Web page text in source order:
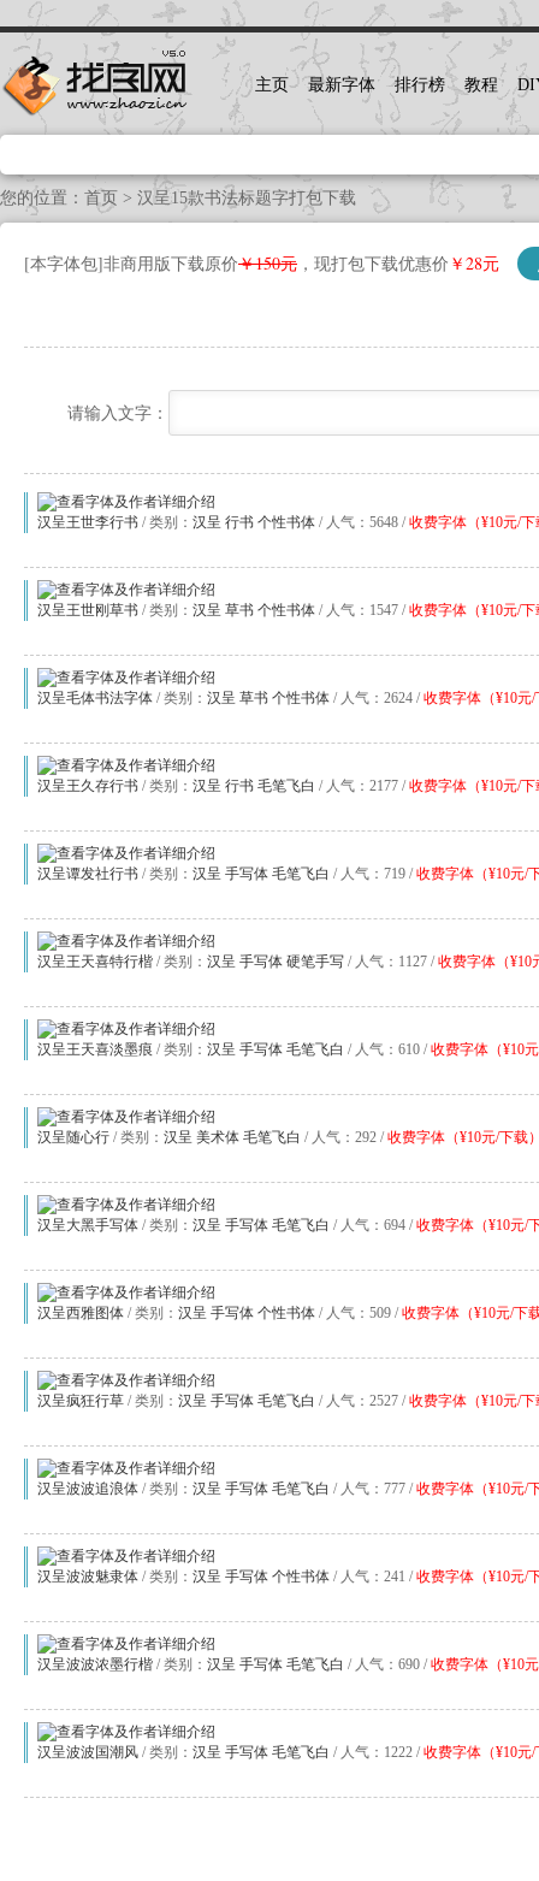
主页 最新字体 排行榜 教程
您的位置： 首页 > 汉呈15款书法标题字打包下载
[本字体包]非商用版下载原价￥150元 ，现打包下载优惠价 ￥28元
请输入文字：
汉呈王世李行书 / 类别： 汉呈 行书 个性书体 / 人气：5648 /收费字体（¥10元/下
汉呈王世刚草书 / 类别： 汉呈 草书 个性书体 / 人气：1547 /收费字体（¥10元/下
汉呈毛体书法字体 / 类别： 汉呈 草书 个性书体 / 人气：2624 /收费字体（¥10元
汉呈王久存行书 / 类别： 汉呈 行书 毛笔飞白 / 人气：2177 /收费字体（¥10元/下
汉呈谭发社行书 / 类别： 汉呈 手写体 毛笔飞白 / 人气：719 /收费字体（¥10元/
汉呈王天喜特行楷 / 类别： 汉呈 手写体 硬笔手写 / 人气：1127 /收费字体（¥10
汉呈王天喜淡墨痕 / 类别： 汉呈 手写体 毛笔飞白 / 人气：610 /收费字体（¥10
汉呈随心行 / 类别： 汉呈 美术体 毛笔飞白 / 人气：292 /收费字体（¥10元/下载
汉呈大黑手写体 / 类别： 汉呈 手写体 毛笔飞白 / 人气：694 /收费字体（¥10元/
汉呈西雅图体 / 类别： 汉呈 手写体 个性书体 / 人气：509 /收费字体（¥10元/下
汉呈疯狂行草 / 类别： 汉呈 手写体 毛笔飞白 / 人气：2527 /收费字体（¥10元/下
汉呈波波追浪体 / 类别： 汉呈 手写体 毛笔飞白 / 人气：777 /收费字体（¥10元/
汉呈波波魅隶体 / 类别： 汉呈 手写体 个性书体 / 人气：241 /收费字体（¥10元/
汉呈波波浓墨行楷 / 类别： 汉呈 手写体 毛笔飞白 / 人气：690 /收费字体（¥10
汉呈波波国潮风 / 类别： 汉呈 手写体 毛笔飞白 / 人气：1222 /收费字体（¥10元